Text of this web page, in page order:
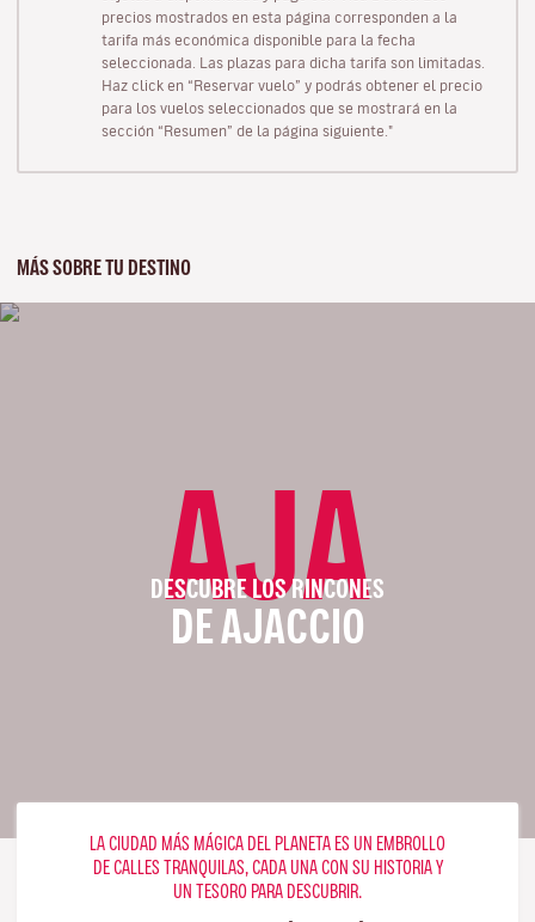
precios mostrados en esta página corresponden a la
tarifa más económica disponible para la fecha
seleccionada. Las plazas para dicha tarifa son limitadas.
Haz click en “Reservar vuelo” y podrás obtener el precio
para los vuelos seleccionados que se mostrará en la
sección “Resumen” de la página siguiente."
MÁS SOBRE TU DESTINO
AJA
DESCUBRE LOS RINCONES
DE AJACCIO
LA CIUDAD MÁS MÁGICA DEL PLANETA ES UN EMBROLLO
DE CALLES TRANQUILAS, CADA UNA CON SU HISTORIA Y
UN TESORO PARA DESCUBRIR.